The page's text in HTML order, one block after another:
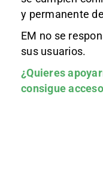
y permanente
EM no se
sus usuarios.
¿Quieres
consigue